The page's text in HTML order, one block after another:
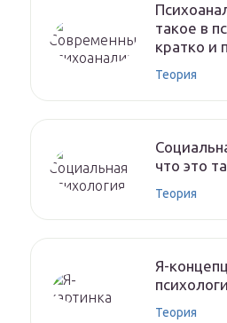
такое в
кратко и
Теория
что это
Теория
Я-
Теория